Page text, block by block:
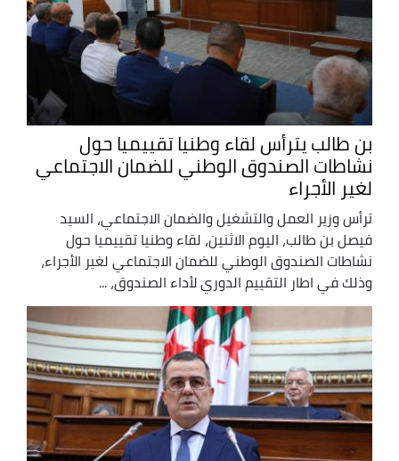
بن طالب يترأس لقاء وطنيا تقييميا حول
نشاطات الصندوق الوطني للضمان الاجتماعي
لغير الأجراء
ترأس وزير العمل والتشغيل والضمان الاجتماعي، السيد
فيصل بن طالب، اليوم الاثنين، لقاء وطنيا تقييميا حول
نشاطات الصندوق الوطني للضمان الاجتماعي لغير الأجراء،
وذلك في اطار التقييم الدوري لأداء الصندوق، ...